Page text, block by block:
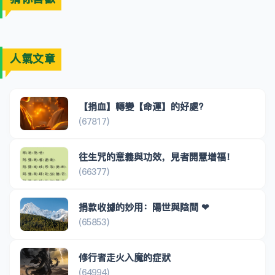
人氣文章
【捐血】轉變【命運】的好處?
(67817)
往生咒的意義與功效，見者開慧增福！
(66377)
捐款收據的妙用：陽世與陰間 ❤
(65853)
修行者走火入魔的症狀
(64994)